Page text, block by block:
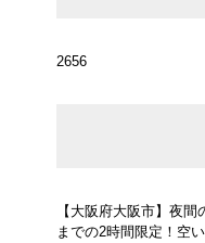
2656
【大阪府大阪市】夜
までの2時間限定！空